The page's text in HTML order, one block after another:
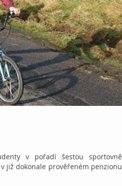
v pořadí šestou sportovně
již dokonale prověřeném penzionu